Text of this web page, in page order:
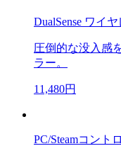
DualSense ワイ
圧倒的な没入感
ラー。
11,480円
PC/Steamコント